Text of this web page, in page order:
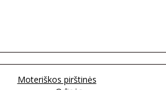
Moteriškos pirštinės